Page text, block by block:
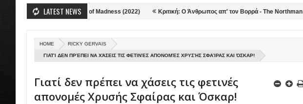
LATEST NEWS
in the Multiverse of Madness (2022) Κριτική: Ο Άνθρωπος απ' τον Βορρά - The Northman (2022)
HOME RICKY GERVAIS
ΓΙΑΤΊ ΔΕΝ ΠΡΈΠΕΙ ΝΑ ΧΆΣΕΙΣ ΤΙΣ ΦΕΤΙΝΈΣ ΑΠΟΝΟΜΈΣ ΧΡΥΣΉΣ ΣΦΑΊΡΑΣ ΚΑΙ ΌΣΚΑΡ!
Γιατί δεν πρέπει να χάσεις τις φετινές
απονομές Χρυσής Σφαίρας και Όσκαρ!